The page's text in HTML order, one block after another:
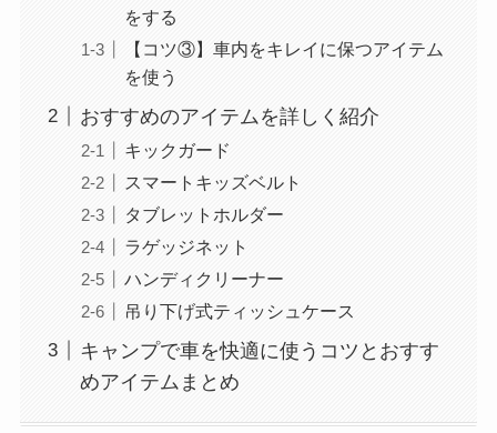
をする
【コツ③】車内をキレイに保つアイテム
を使う
おすすめのアイテムを詳しく紹介
キックガード
スマートキッズベルト
タブレットホルダー
ラゲッジネット
ハンディクリーナー
吊り下げ式ティッシュケース
キャンプで車を快適に使うコツとおすす
めアイテムまとめ